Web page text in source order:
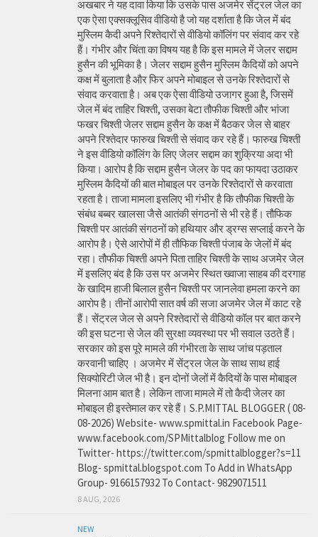
अखबार ने यह दावा किया कि उसके पास अजमेर सेंट्रल जेल का
एक ऐसा एक्सक्लूसिव वीडियो है जो यह दर्शाता है कि जेल में बंद
मुस्लिम कैदी अपने रिश्तेदारों से वीडियो कॉलिंग पर संवाद कर रहे
हैं। गंभीर और चिंता का विषय यह है कि इस मामले में जेलर सद्दाम
हुसैन की भूमिका है। जेलर सद्दाम हुसैन मुस्लिम कैदियों को अपने
कक्ष में बुलाता है और फिर अपने मोबाइल से उनके रिश्तेदारों से
संवाद करवाता है। अब एक ऐसा वीडियो उजागर हुआ है, जिसमें
जेल में बंद ताहिर चिश्ती, उसका बेटा तौफीक चिश्ती और भांजा
फखर चिश्ती जेलर सद्दाम हुसैन के कक्ष में बैठकर जेल से बाहर
अपने रिश्तेदार फारुख चिश्ती से संवाद कर रहे हैं। फारुख चिश्ती
ने इस वीडियो कॉलिंग के लिए जेलर सद्दाम का शुक्रिया अदा भी
किया। आरोप है कि सद्दाम हुसैन जेलर के पद का फायदा उठाकर
मुस्लिम कैदियों की बात मोबाइल पर उनके रिश्तेदारों से करवाता
रहता है। ताजा मामला इसलिए भी गंभीर है कि तौफीक चिश्ती के
संबंध बब्बर खालसा जैसे आतंकी संगठनों से भी रहे हैं। तौफिक
चिश्ती पर आतंकी संगठनों को हथियार और ड्रग्स सप्लाई करने के
आरोप है। ऐसे आरोपों में ही तौफिक चिश्ती पंजाब के जेलों में बंद
रहा। तौफीक चिश्ती अपने पिता ताहिर चिश्ती के साथ अजमेर जेल
में इसलिए बंद है कि उस पर अजमेर स्थित ख्वाजा साहब की दरगाह
के खादिम हाजी बिलाल हुसैन चिश्ती पर जानलेवा हमला करने का
आरोप है। तीनों आरोपी सात वर्ष की सजा अजमेर जेल में काट रहे
हैं। सेंट्रल जेल से अपने रिश्तेदारों से वीडियो कॉल पर बात करने
की इस घटना से जेल की सुरक्षा व्यवस्था पर भी सवाल उठते हैं।
सरकार को इस पूरे मामले की गंभीरता के साथ जांच पड़ताल
करवानी चाहिए । अजमेर में सेंट्रल जेल के साथ साथ हाई
सिक्योरिटी जेल भी है। इन दोनों जेलों में कैदियों के पास मोबाइल
मिलना आम बात है। लेकिन ताजा मामले में तो कैदी जेलर का
मोबाइल ही इस्तेमाल कर रहे हैं। S.P.MITTAL BLOGGER ( 08-
08-2026) Website- www.spmittal.in Facebook Page-
www.facebook.com/SPMittalblog Follow me on
Twitter- https://twitter.com/spmittalblogger?s=11
Blog- spmittal.blogspot.com To Add in WhatsApp
Group- 9166157932 To Contact- 9829071511
8 AUG, 2026
NEW